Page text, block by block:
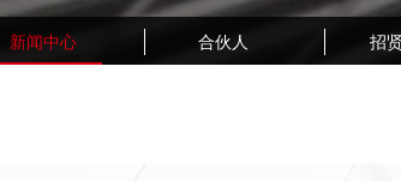
新闻中心 合伙人 招